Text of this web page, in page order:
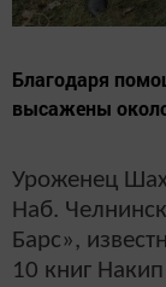
Благодаря
высажены
Уроженец
Наб.
Барс»,
10 книг